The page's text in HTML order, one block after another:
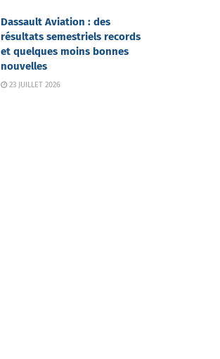
Dassault Aviation : des
résultats semestriels records
et quelques moins bonnes
nouvelles
23 JUILLET 2026